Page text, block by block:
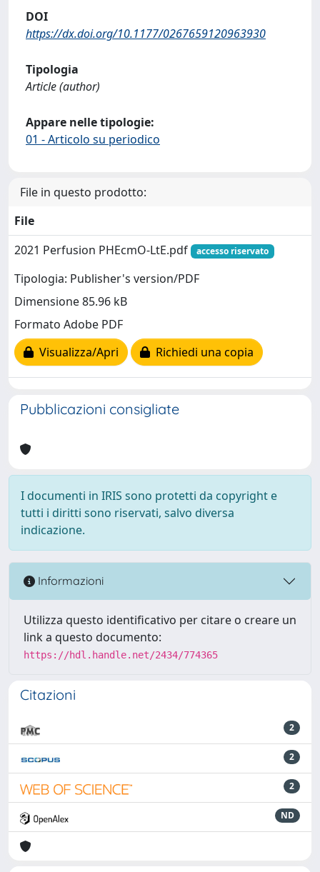
DOI
https://dx.doi.org/10.1177/0267659120963930
Tipologia
Article (author)
Appare nelle tipologie:
01 - Articolo su periodico
File in questo prodotto:
File
2021 Perfusion PHEcmO-LtE.pdf
accesso riservato
Tipologia: Publisher's version/PDF
Dimensione 85.96 kB
Formato Adobe PDF
Visualizza/Apri
Richiedi una copia
Pubblicazioni consigliate
I documenti in IRIS sono protetti da copyright e
tutti i diritti sono riservati, salvo diversa
indicazione.
Informazioni
Utilizza questo identificativo per citare o creare un
link a questo documento:
https://hdl.handle.net/2434/774365
Citazioni
2
2
2
ND